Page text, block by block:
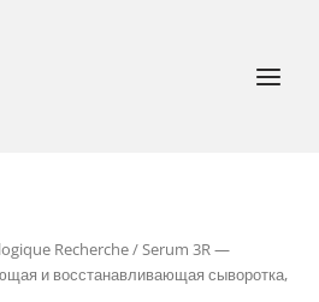
Recherche/ Serum 3R —
и восстанавливающая сыворотка,